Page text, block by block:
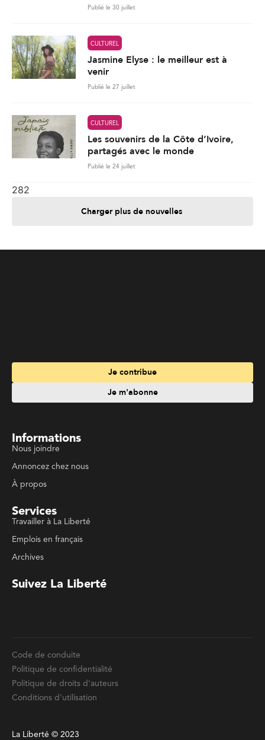
Publié le 30 juillet
CULTUREL
Jasmine Elyse : le meilleur est à
venir
Publié le 27 juillet
CULTUREL
Les souvenirs de la Côte d’Ivoire,
partagés avec le monde
Publié le 24 juillet
282
Charger plus de nouvelles
Informations
Services
Travailler à La Liberté
Emplois en français
Suivez La Liberté